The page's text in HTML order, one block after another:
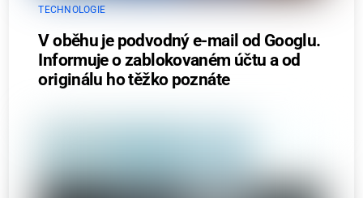
TECHNOLOGIE
V oběhu je podvodný e-mail od Googlu.
Informuje o zablokovaném účtu a od
originálu ho těžko poznáte